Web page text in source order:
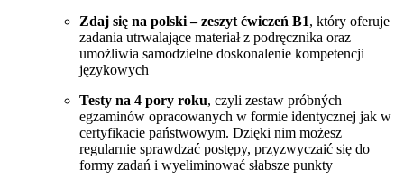
Zdaj się na polski – zeszyt ćwiczeń B1, który oferuje
zadania utrwalające materiał z podręcznika oraz
umożliwia samodzielne doskonalenie kompetencji
językowych
Testy na 4 pory roku, czyli zestaw próbných
egzaminów opracowanych w formie identycznej jak w
certyfikacie państwowym. Dzięki nim możesz
regularnie sprawdzać postępy, przyzwyczaić się do
formy zadań i wyeliminować słabsze punkty